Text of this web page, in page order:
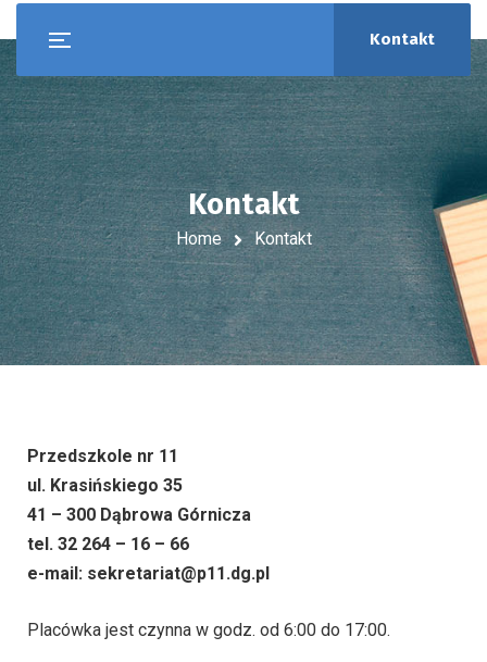
Kontakt
Kontakt
Home Kontakt
Przedszkole nr 11
ul. Krasińskiego 35
41 – 300 Dąbrowa Górnicza
tel. 32 264 – 16 – 66
e-mail: sekretariat@p11.dg.pl
Placówka jest czynna w godz. od 6:00 do 17:00.